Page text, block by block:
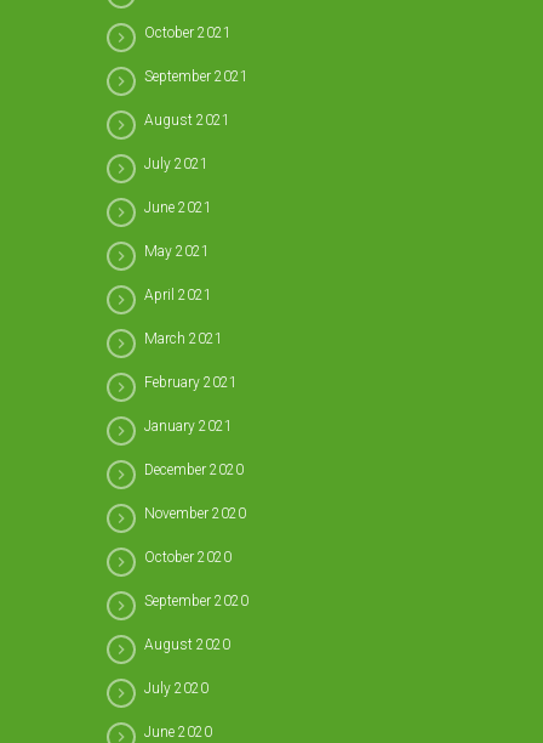
October 2021
September 2021
August 2021
July 2021
June 2021
May 2021
April 2021
March 2021
February 2021
January 2021
December 2020
November 2020
October 2020
September 2020
August 2020
July 2020
June 2020